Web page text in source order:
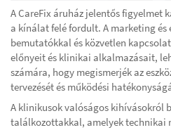
A CareFix áruház jelentős figyelmet
a kínálat felé fordult. A marketing
bemutatókkal és közvetlen
előnyeit és klinikai alkalmazásait,
számára, hogy megismerjék az
tervezését és működési
A klinikusok valóságos kihívásokról
találkozottakkal, amelyek technikai